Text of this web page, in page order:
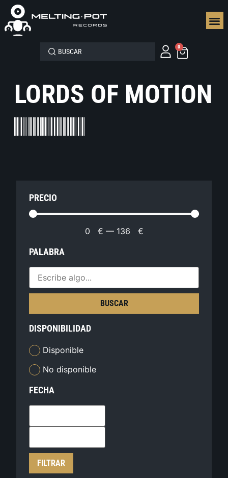
0
LORDS OF MOTION
PRECIO
0 € — 136 €
PALABRA
BUSCAR
DISPONIBILIDAD
Disponible
No disponible
FECHA
FILTRAR